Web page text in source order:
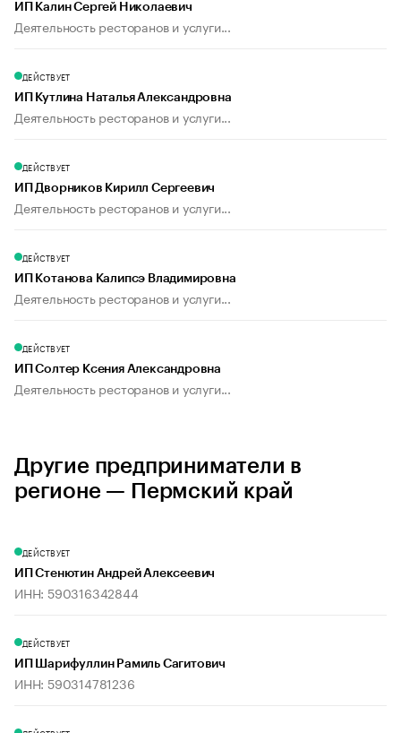
ИП Калин Сергей Николаевич
Деятельность ресторанов и услуги...
ДЕЙСТВУЕТ
ИП Кутлина Наталья Александровна
Деятельность ресторанов и услуги...
ДЕЙСТВУЕТ
ИП Дворников Кирилл Сергеевич
Деятельность ресторанов и услуги...
ДЕЙСТВУЕТ
ИП Котанова Калипсэ Владимировна
Деятельность ресторанов и услуги...
ДЕЙСТВУЕТ
ИП Солтер Ксения Александровна
Деятельность ресторанов и услуги...
Другие предприниматели в
регионе — Пермский край
ДЕЙСТВУЕТ
ИП Стенютин Андрей Алексеевич
ИНН: 590316342844
ДЕЙСТВУЕТ
ИП Шарифуллин Рамиль Сагитович
ИНН: 590314781236